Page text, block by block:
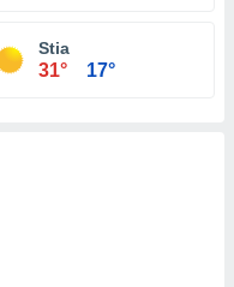
Stia
31° 17°